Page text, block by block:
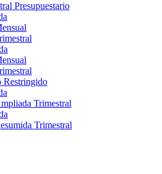
Presupuestario
Restringido
Trimestral
Trimestral